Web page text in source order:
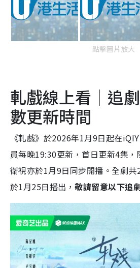
點擊圖片放大
軋戲線上看｜追
數更新時間
《軋戲》於2026年1月9日起在
員每晚19:30更新，首日更新4集
衛視亦於1月9日同步開播。全劇
於1月25日播出，敬請留意以下追